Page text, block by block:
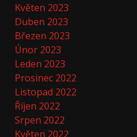
Květen 2023
Duben 2023
Březen 2023
Únor 2023
Leden 2023
Prosinec 2022
Listopad 2022
Říjen 2022
Srpen 2022
Květen 2022